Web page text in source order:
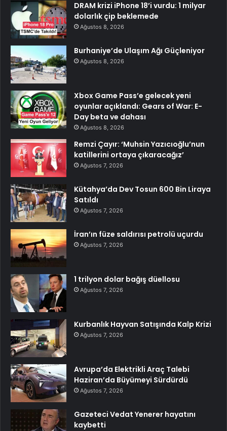
DRAM krizi iPhone 18’i vurdu: 1 milyar
dolarlık çip beklemede
Ağustos 8, 2026
Burhaniye’de Ulaşım Ağı Güçleniyor
Ağustos 8, 2026
Xbox Game Pass’e gelecek yeni
oyunlar açıklandı: Gears of War: E-
Day beta ve dahası
Ağustos 8, 2026
Remzi Çayır: ‘Muhsin Yazıcıoğlu’nun
katillerini ortaya çıkaracağız’
Ağustos 7, 2026
Kütahya’da Dev Tosun 600 Bin Liraya
Satıldı
Ağustos 7, 2026
İran’ın füze saldırısı petrolü uçurdu
Ağustos 7, 2026
1 trilyon dolar bağış düellosu
Ağustos 7, 2026
Kurbanlık Hayvan Satışında Kalp Krizi
Ağustos 7, 2026
Avrupa’da Elektrikli Araç Talebi
Haziran’da Büyümeyi Sürdürdü
Ağustos 7, 2026
Gazeteci Vedat Yenerer hayatını
kaybetti